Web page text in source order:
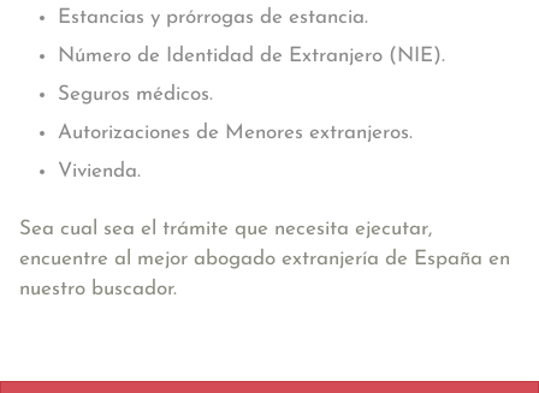
Estancias y prórrogas de estancia.
Número de Identidad de Extranjero (NIE).
Seguros médicos.
Autorizaciones de Menores extranjeros.
Vivienda.
Sea cual sea el trámite que necesita ejecutar,
encuentre al mejor abogado extranjería de España en
nuestro buscador.